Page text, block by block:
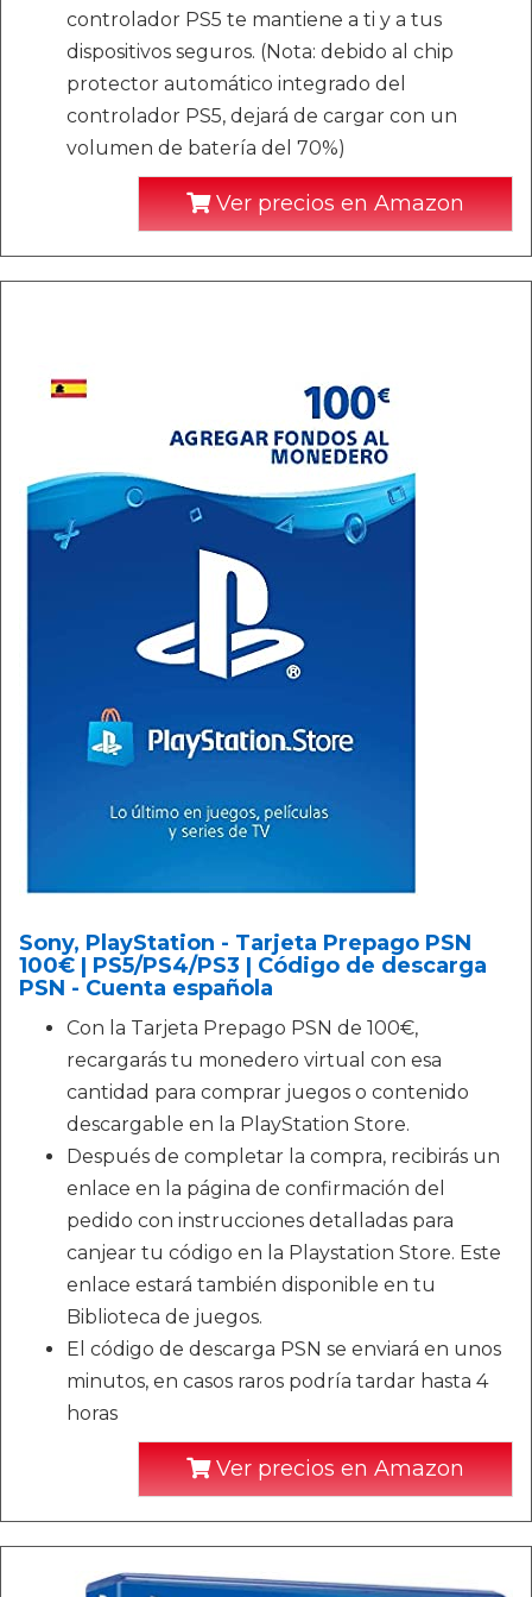
controlador PS5 te mantiene a ti y a tus
dispositivos seguros. (Nota: debido al chip
protector automático integrado del
controlador PS5, dejará de cargar con un
volumen de batería del 70%)
Ver precios en Amazon
Sony, PlayStation - Tarjeta Prepago PSN
100€ | PS5/PS4/PS3 | Código de descarga
PSN - Cuenta española
Con la Tarjeta Prepago PSN de 100€,
recargarás tu monedero virtual con esa
cantidad para comprar juegos o contenido
descargable en la PlayStation Store.
Después de completar la compra, recibirás un
enlace en la página de confirmación del
pedido con instrucciones detalladas para
canjear tu código en la Playstation Store. Este
enlace estará también disponible en tu
Biblioteca de juegos.
El código de descarga PSN se enviará en unos
minutos, en casos raros podría tardar hasta 4
horas
Ver precios en Amazon